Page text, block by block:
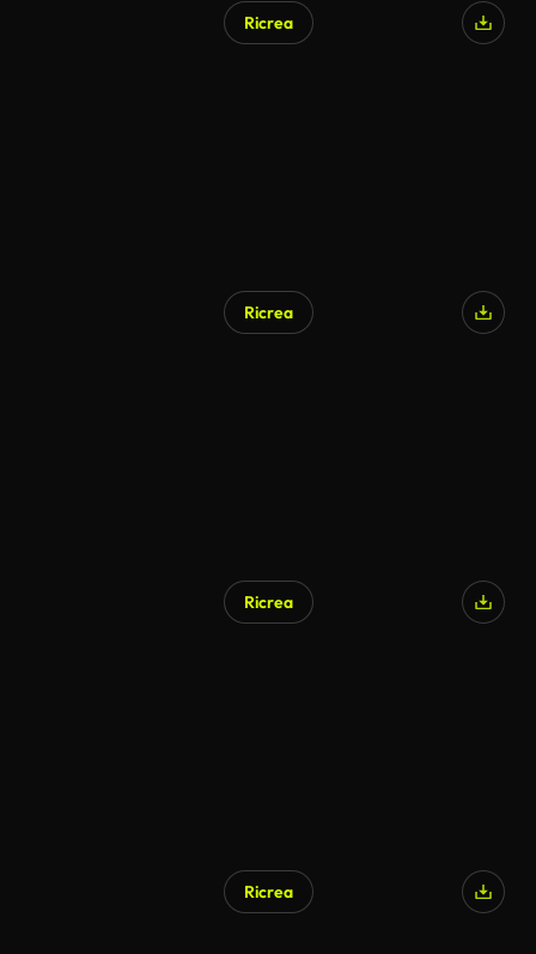
Ricrea
Ricrea
Ricrea
Ricrea